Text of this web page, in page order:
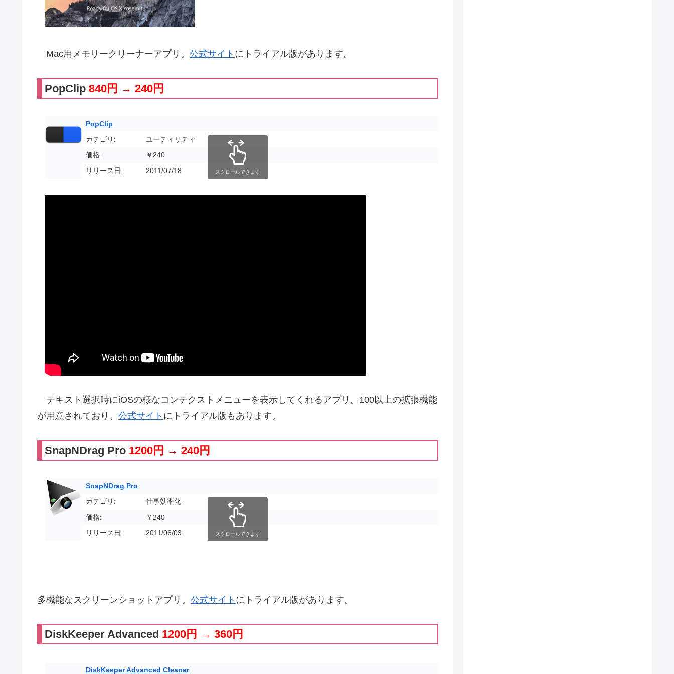
Mac用メモリークリーナーアプリ。 公式サイト にトライアル版があります。
PopClip 840円 → 240円
PopClip
カテゴリ:
ユーティリティ
価格:
￥240
リリース日:
2011/07/18 スクロールできます
テキスト選択時にiOSの様なコンテクストメニューを表示してくれるアプリ。100以上の拡張機能
が用意されており、 公式サイト にトライアル版もあります。
SnapNDrag Pro 1200円 → 240円
SnapNDrag Pro
カテゴリ:
仕事効率化
価格:
￥240
リリース日:
2011/06/03 スクロールできます
多機能なスクリーンショットアプリ。 公式サイト にトライアル版があります。
DiskKeeper Advanced 1200円 → 360円
DiskKeeper Advanced Cleaner